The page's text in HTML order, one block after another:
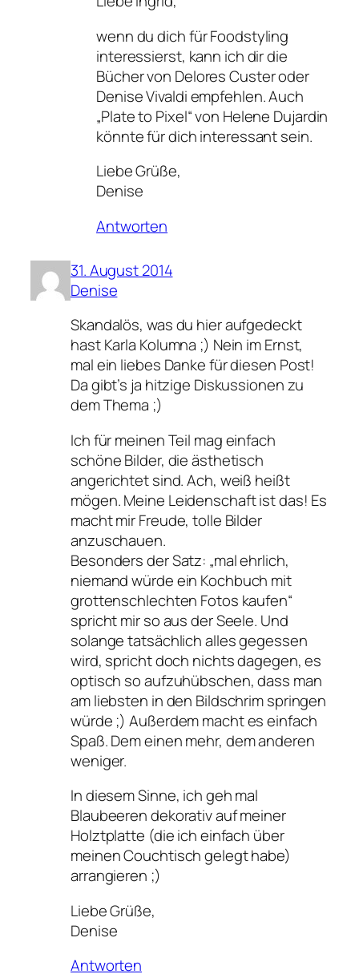
wenn du dich für Foodstyling
interessierst, kann ich dir die
Bücher von Delores Custer oder
Denise Vivaldi empfehlen. Auch
„Plate to Pixel“ von Helene Dujardin
könnte für dich interessant sein.
Liebe Grüße,
Denise
Antworten
31. August 2014
Denise
Skandalös, was du hier aufgedeckt
hast Karla Kolumna ;) Nein im Ernst,
mal ein liebes Danke für diesen Post!
Da gibt’s ja hitzige Diskussionen zu
dem Thema ;)
Ich für meinen Teil mag einfach
schöne Bilder, die ästhetisch
angerichtet sind. Ach, weiß heißt
mögen. Meine Leidenschaft ist das! Es
macht mir Freude, tolle Bilder
anzuschauen.
Besonders der Satz: „mal ehrlich,
niemand würde ein Kochbuch mit
grottenschlechten Fotos kaufen“
spricht mir so aus der Seele. Und
solange tatsächlich alles gegessen
wird, spricht doch nichts dagegen, es
optisch so aufzuhübschen, dass man
am liebsten in den Bildschrim springen
würde ;) Außerdem macht es einfach
Spaß. Dem einen mehr, dem anderen
weniger.
In diesem Sinne, ich geh mal
Blaubeeren dekorativ auf meiner
Holztplatte (die ich einfach über
meinen Couchtisch gelegt habe)
arrangieren ;)
Liebe Grüße,
Denise
Antworten